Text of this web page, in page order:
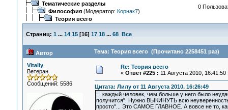
Тематические разделы
Философия(Модератор: Корнак7)
Теория всего
0
Страниц: 1 ... 14 15[16] 17 18 ... 68 Все
Автор Тема: Теория всего (Прочитано 2258451 раз)
Vitaliy
Ветеран
Сообщений: 5586
Re: Теория всего
« Ответ #225 : 11 Августа 2010, 16:41:50
Цитата: Лилу от 11 Августа 2010, 16:26:49
... каждый человек, чем больше у него было
получится". Нужно ВЫКИНУТЬ всю
просто"... Это САМОЕ ГЛАВНОЕ. А вовсе не то, как